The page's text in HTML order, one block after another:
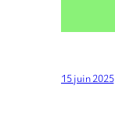
15 juin 2025